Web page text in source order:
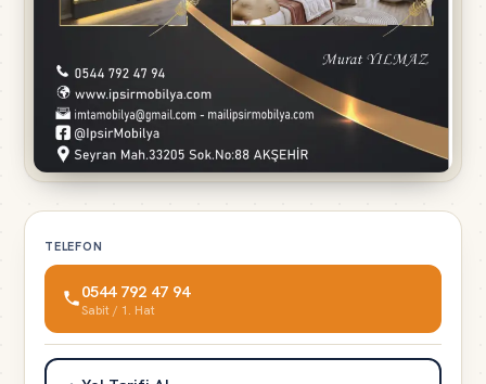
TELEFON
0544 792 47 94
Sabit / 1. Hat